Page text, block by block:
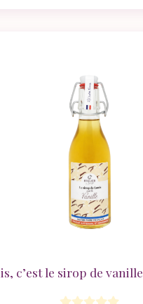
c’est le sirop de vanille